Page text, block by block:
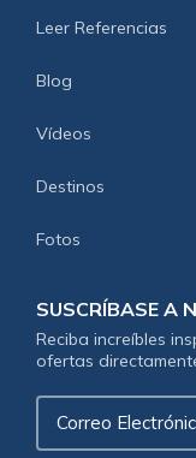
Leer Referencias
Blog
Vídeos
Destinos
Fotos
SUSCRÍBASE A
Reciba increíbles
ofertas
Correo